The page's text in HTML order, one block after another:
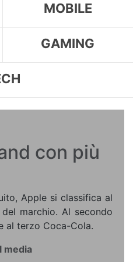
MOBILE
GAMING
con più
Apple si classifica al
marchio. Al secondo
al terzo Coca-Cola.
media